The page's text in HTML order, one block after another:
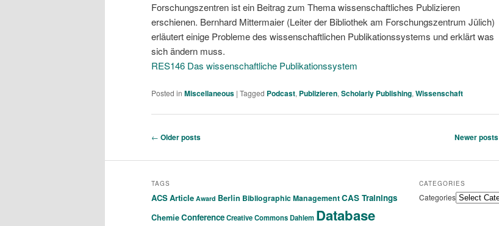
Forschungszentren ist ein Beitrag zum Thema wissenschaftliches Publizieren
erschienen. Bernhard Mittermaier (Leiter der Bibliothek am Forschungszentrum Jülich)
erläutert einige Probleme des wissenschaftlichen Publikationssystems und erklärt was
sich ändern muss.
RES146 Das wissenschaftliche Publikationssystem
Posted in Miscellaneous | Tagged Podcast, Publizieren,Scholarly Publishing,Wissenschaft
Post navigation
← Older posts Newer posts
TAGS
ACSArticle Award Berlin Bibliographic ManagementCAS Trainings
ChemieConferenceCreative CommonsDahlem Database
CATEGORIES
Categories